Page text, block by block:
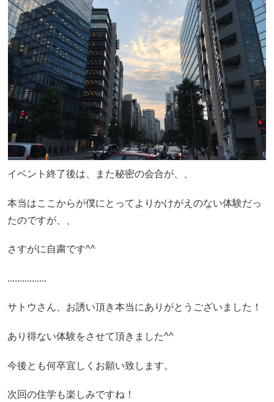
イベント終了後は、また秘密の会合が、、
本当はここからが僕にとってよりかけがえのない体験だっ
たのですが、、
さすがに自粛です^^
................
サトウさん、お誘い頂き本当にありがとうございました！
あり得ない体験をさせて頂きました^^
今後とも何卒宜しくお願い致します。
次回の住学も楽しみですね！